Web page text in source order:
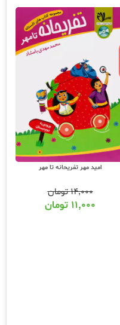
امید مهر تفریحانه تا مهر
۱۴,۰۰۰تومان
۱۱,۰۰۰ تومان